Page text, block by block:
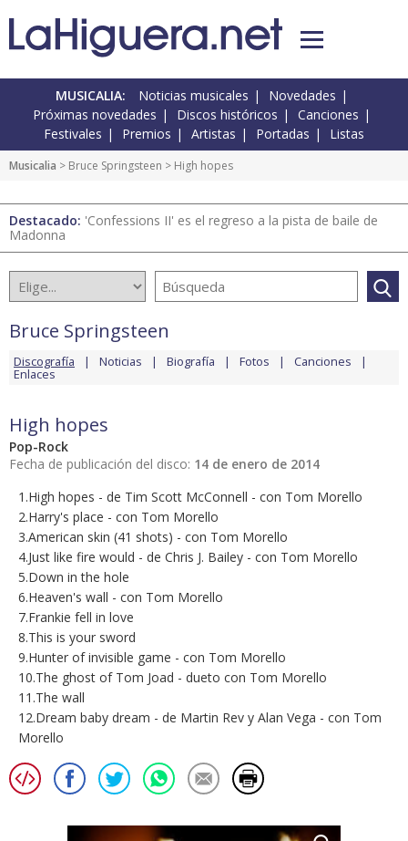
MUSICALIA: Noticias musicales
Novedades
Próximas novedades
Discos históricos
Canciones
Festivales
Premios Artistas Portadas Listas
Musicalia > Bruce Springsteen > High hopes
Destacado: 'Confessions II' es el regreso a la pista de baile de
Madonna
Bruce Springsteen
Discografía Noticias Biografía Fotos Canciones
Enlaces
High hopes
Pop-Rock
Fecha de publicación del disco: 14 de enero de 2014
1.High hopes - de Tim Scott McConnell - con Tom Morello
2.Harry's place - con Tom Morello
3.American skin (41 shots) - con Tom Morello
4.Just like fire would - de Chris J. Bailey - con Tom Morello
5.Down in the hole
6.Heaven's wall - con Tom Morello
7.Frankie fell in love
8.This is your sword
9.Hunter of invisible game - con Tom Morello
10.The ghost of Tom Joad - dueto con Tom Morello
11.The wall
12.Dream baby dream - de Martin Rev y Alan Vega - con Tom
Morello